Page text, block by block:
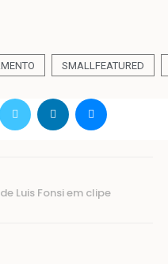
SMALLFEATURED
Luis Fonsi em clipe